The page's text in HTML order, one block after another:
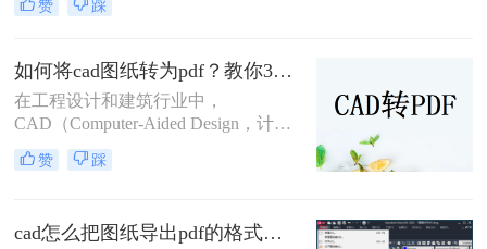
转pdf怎么转免费呢？本文将介绍两种
松完成CAD转PDF的任务。
赞 踩
如何将cad图纸转为pdf？教你3种容易学会的方法!
在工程设计和建筑行业中，
CAD（Computer-Aided Design，计算
机辅助设计）图纸的共享和传输是一
项常见的需求。将CAD图纸转换为
那么如何将cad图纸转为pdf呢？本文
赞 踩
cad怎么把图纸导出pdf的格式？选择最适合你的高效方法！